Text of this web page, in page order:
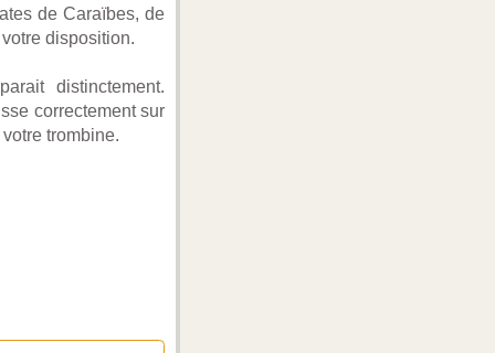
de Caraïbes, de
disposition.
distinctement.
correctement sur
trombine.